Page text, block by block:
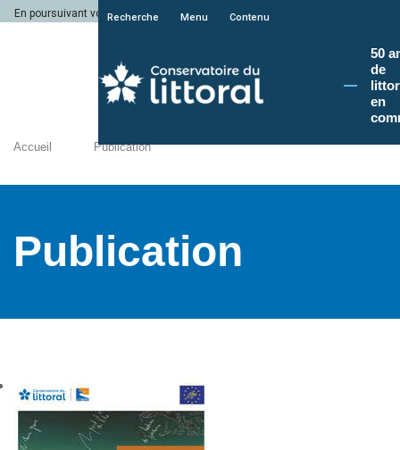
En poursuivant votre navigation sur le site du Conservatoire du littoral, vous
Recherche Menu Contenu
50
de
en
Accueil Publication
Publication